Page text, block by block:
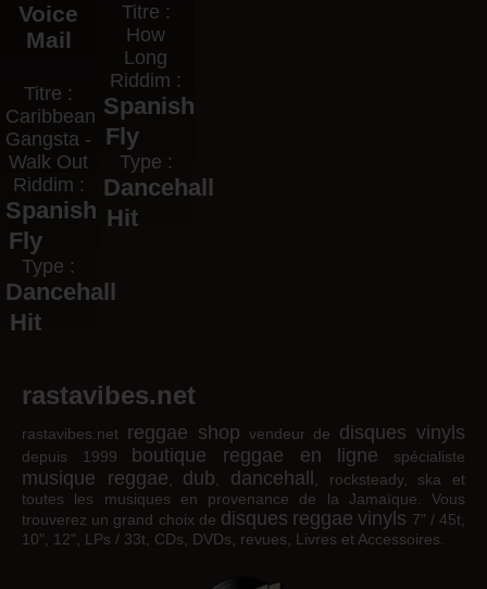
Voice
Mail
Titre :
Caribbean
Gangsta -
Walk Out
Riddim :
Spanish
Fly
Type :
Dancehall
Hit
Titre :
How
Long
Riddim :
Spanish
Fly
Type :
Dancehall
Hit
rastavibes.net
rastavibes.net reggae shop vendeur de disques vinyls
depuis 1999 boutique reggae en ligne spécialiste
musique reggae dub dancehall
, rocksteady, ska et
toutes les musiques en provenance de la Jamaïque. Vous
trouverez un grand choix de disques reggae vinyls 7" / 45t,
10", 12", LPs / 33t, CDs, DVDs, revues, Livres et Accessoires.